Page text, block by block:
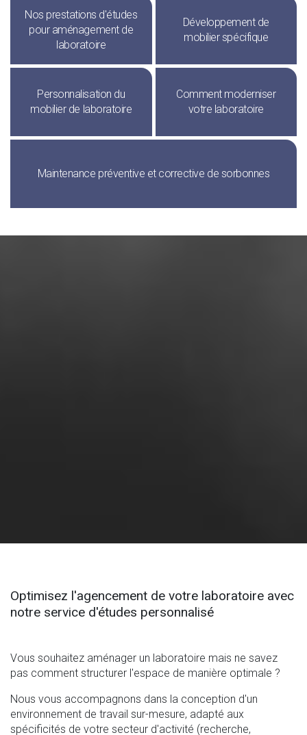
Nos prestations d'études
pour aménagement de
laboratoire
Développement de
mobilier spécifique
Personnalisation du
mobilier de laboratoire
Comment moderniser
votre laboratoire
Maintenance préventive et corrective de sorbonnes
Optimisez l'agencement de votre laboratoire avec
notre service d'études personnalisé
Vous souhaitez aménager un laboratoire mais ne savez
pas comment structurer l'espace de manière optimale ?
Nous vous accompagnons dans la conception d'un
environnement de travail sur-mesure, adapté aux
spécificités de votre secteur d'activité (recherche,